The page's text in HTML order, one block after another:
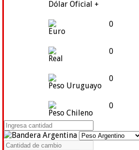
Dólar Oficial +
Euro
0
Real
0
Peso Uruguayo
0
Peso Chileno
0